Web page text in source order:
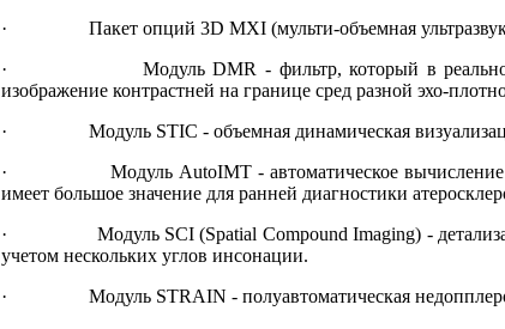
· Пакет опций 3D MXI (мульти-объемная
· Модуль DMR - фильтр, который в реальном
изображение контрастней на границе сред разной эхо-
· Модуль STIC - объемная динамическая
· Модуль AutoIMT - автоматическое вычисление
имеет большое значение для ранней диагностики
· Модуль SCI (Spatial Compound Imaging) - детализация
учетом нескольких углов инсонации.
· Модуль STRAIN - полуавтоматическая